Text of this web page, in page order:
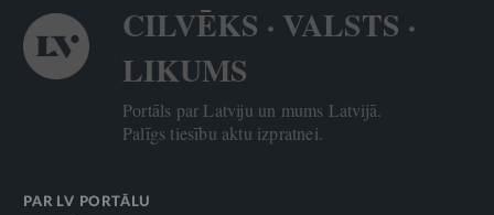
CILVĒKS · VALSTS ·
LIKUMS
Portāls par Latviju un mums Latvijā.
Palīgs tiesību aktu izpratnei.
PAR LV PORTĀLU